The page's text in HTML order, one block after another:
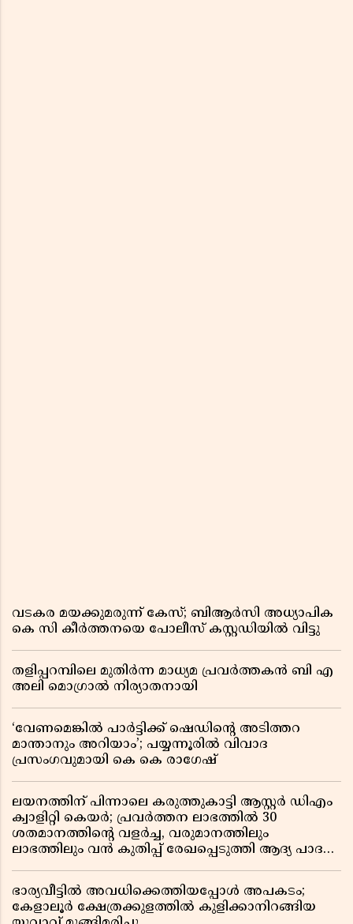
വടകര മയക്കുമരുന്ന് കേസ്; ബിആർസി അധ്യാപിക
കെ സി കീർത്തനയെ പോലീസ് കസ്റ്റഡിയിൽ വിട്ടു
തളിപ്പറമ്പിലെ മുതിർന്ന മാധ്യമ പ്രവർത്തകൻ ബി എ
അലി മൊഗ്രാൽ നിര്യാതനായി
‘വേണമെങ്കിൽ പാർട്ടിക്ക് ഷെഡിൻ്റെ അടിത്തറ
മാന്താനും അറിയാം’; പയ്യന്നൂരിൽ വിവാദ
പ്രസംഗവുമായി കെ കെ രാഗേഷ്
ലയനത്തിന് പിന്നാലെ കരുത്തുകാട്ടി ആസ്റ്റർ ഡിഎം
ക്വാളിറ്റി കെയർ; പ്രവർത്തന ലാഭത്തിൽ 30
ശതമാനത്തിൻ്റെ വളർച്ച, വരുമാനത്തിലും
ലാഭത്തിലും വൻ കുതിപ്പ് രേഖപ്പെടുത്തി ആദ്യ പാദ
ഭാര്യവീട്ടിൽ അവധിക്കെത്തിയപ്പോൾ അപകടം;
കേളാലൂർ ക്ഷേത്രക്കുളത്തിൽ കുളിക്കാനിറങ്ങിയ